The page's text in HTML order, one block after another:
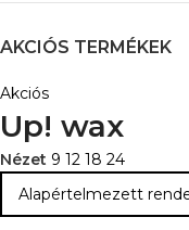
AKCIÓS TERMÉKEK
Akciós
Up! wax
Nézet 9 12 18 24